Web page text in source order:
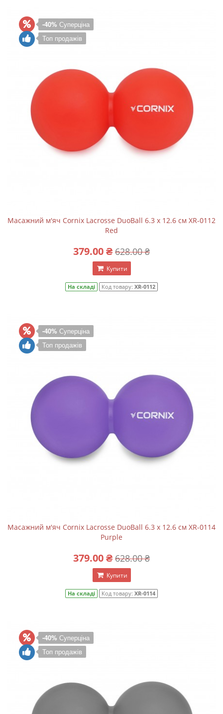
-40% Суперціна
Топ продажів
Масажний м'яч Cornix Lacrosse DuoBall 6.3 x 12.6 см XR-0112
Red
379.00 ₴ 628.00 ₴
Купити
На складі Код товару: XR-0112
-40% Суперціна
Топ продажів
Масажний м'яч Cornix Lacrosse DuoBall 6.3 x 12.6 см XR-0114
Purple
379.00 ₴ 628.00 ₴
Купити
На складі Код товару: XR-0114
-40% Суперціна
Топ продажів